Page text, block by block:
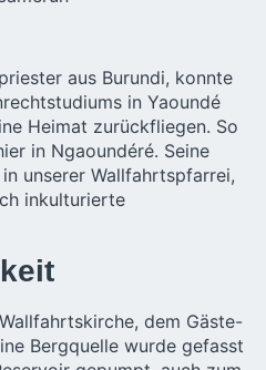
aus Burundi, konnte
in Yaoundé
Heimat zurückfliegen. So
in Ngaoundéré. Seine
unserer Wallfahrtspfarrei,
inkulturierte
dem Gäste-
Bergquelle wurde gefasst